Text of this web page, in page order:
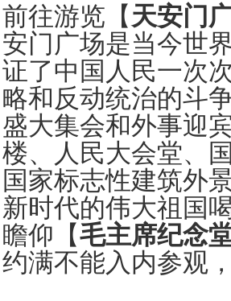
前往游览【天安门
安门广场是当今世
证了中国人民一次
略和反动统治的斗
盛大集会和外事迎
楼、人民大会堂、
国家标志性建筑外
新时代的伟大祖国
瞻仰【毛主席纪念
约满不能入内参观